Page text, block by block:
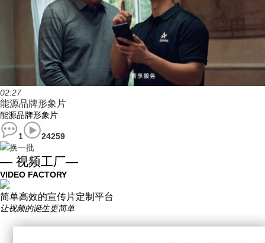
02:27
能源品牌形象片
能源品牌形象片
1
24259
换一批
— 视频工厂—
VIDEO FACTORY
简单高效的宣传片定制平台
让视频的诞生更简单